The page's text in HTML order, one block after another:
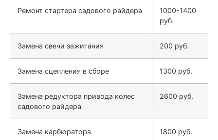
Ремонт стартера садового райдера
1000-1400
руб.
Замена свечи зажигания 200 руб.
Замена сцепления в сборе 1300 руб.
Замена редуктора привода колес
садового райдера
2600 руб.
Замена карбюратора 1800 руб.